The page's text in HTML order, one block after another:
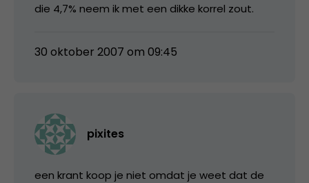
die 4,7% neem ik met een dikke korrel zout.
30 oktober 2007 om 09:45
pixites
een krant koop je niet omdat je weet dat de